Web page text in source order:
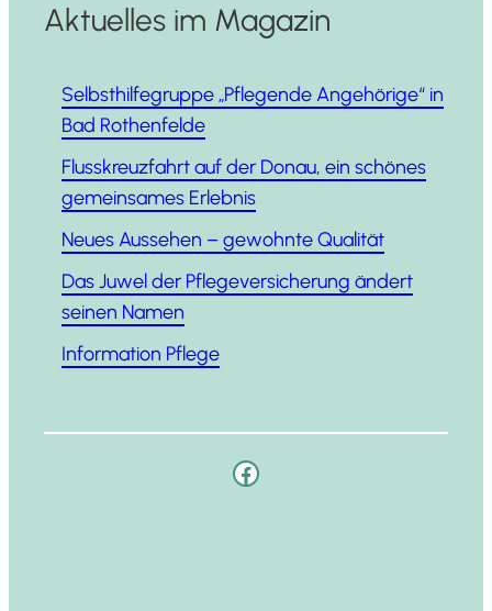
Aktuelles im Magazin
Selbst­hil­fe­grup­pe „Pfle­gen­de Ange­hö­ri­ge“ in
Bad Rothenfelde
Fluss­kreuz­fahrt auf der Donau, ein schö­nes
gemein­sa­mes Erlebnis
Neu­es Aus­se­hen – gewohn­te Qualität
Das Juwel der Pfle­ge­ver­si­che­rung ändert
sei­nen Namen
Infor­ma­ti­on Pflege
Facebook